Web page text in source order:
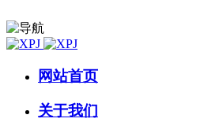
网站首页
关于我们